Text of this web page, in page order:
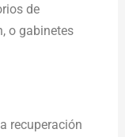
de
o gabinetes
recuperación